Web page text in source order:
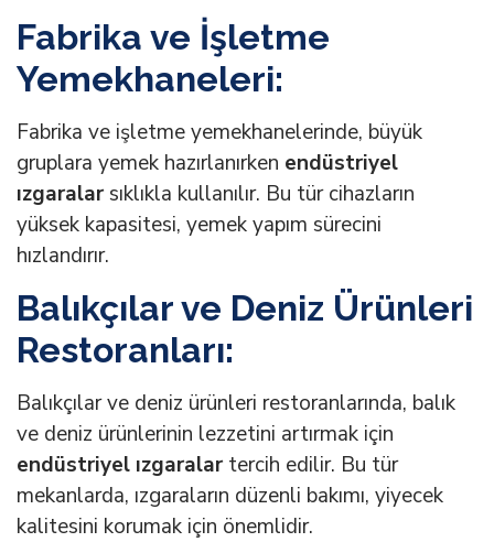
Fabrika ve İşletme
Yemekhaneleri:
Fabrika ve işletme yemekhanelerinde, büyük
gruplara yemek hazırlanırken endüstriyel
ızgaralarsıklıkla kullanılır. Bu tür cihazların
yüksek kapasitesi, yemek yapım sürecini
hızlandırır.
Balıkçılar ve Deniz Ürünleri
Restoranları:
Balıkçılar ve deniz ürünleri restoranlarında, balık
ve deniz ürünlerinin lezzetini artırmak için
endüstriyel ızgaralartercih edilir. Bu tür
mekanlarda, ızgaraların düzenli bakımı, yiyecek
kalitesini korumak için önemlidir.